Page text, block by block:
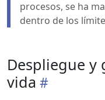
procesos, se ha
dentro de los
Despliegue y
vida